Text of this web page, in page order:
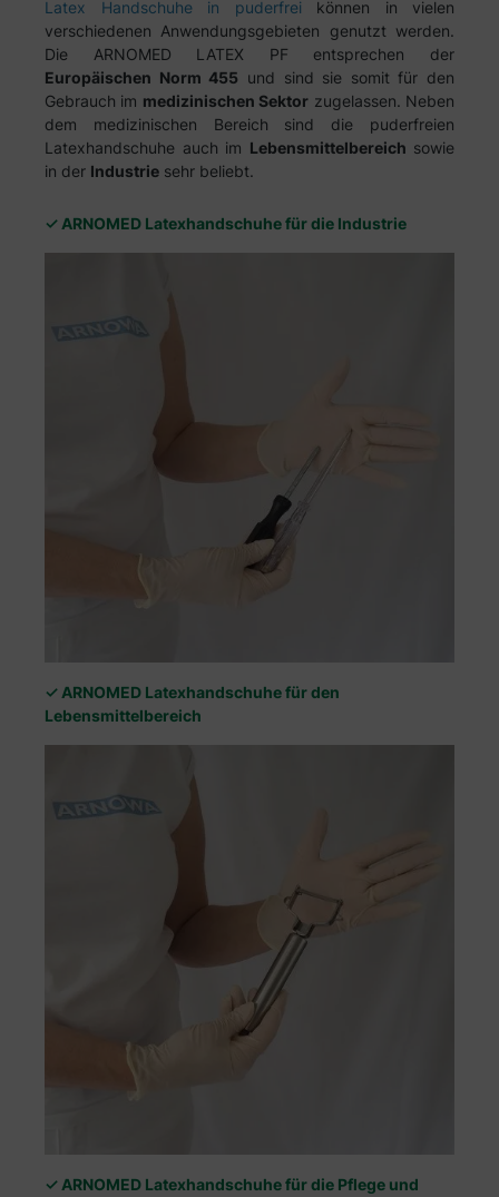
Latex Handschuhe in puderfrei können in vielen
verschiedenen Anwendungsgebieten genutzt werden.
Die ARNOMED LATEX PF entsprechen der
Europäischen Norm 455 und sind sie somit für den
Gebrauch im medizinischen Sektor zugelassen. Neben
dem medizinischen Bereich sind die puderfreien
Latexhandschuhe auch im Lebensmittelbereich sowie
in der Industrie sehr beliebt.
✓ ARNOMED Latexhandschuhe für die Industrie
✓ ARNOMED Latexhandschuhe für den
Lebensmittelbereich
✓ ARNOMED Latexhandschuhe für die Pflege und